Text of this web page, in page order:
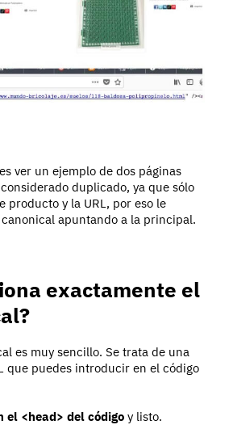
ver un ejemplo de dos páginas
duplicado, ya que sólo
producto y la URL, por eso le
apuntando a la principal.
exactamente el
es muy sencillo. Se trata de una
que puedes introducir en el código
el <head> del código y listo.